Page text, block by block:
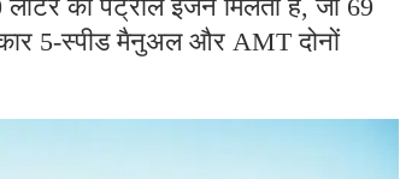
का पेट्रोल इंजन मिलता है, जो 69
5-स्पीड मैनुअल और AMT दोनों